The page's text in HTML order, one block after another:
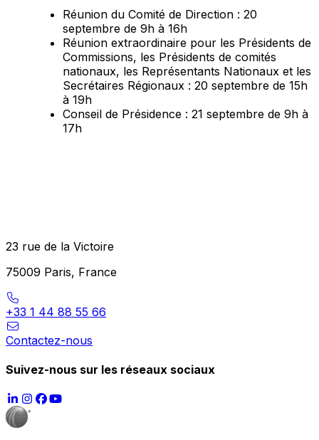
Réunion du Comité de Direction : 20
septembre de 9h à 16h
Réunion extraordinaire pour les Présidents de
Commissions, les Présidents de comités
nationaux, les Représentants Nationaux et les
Secrétaires Régionaux : 20 septembre de 15h
à 19h
Conseil de Présidence : 21 septembre de 9h à
17h
23 rue de la Victoire
75009 Paris, France
+33 1 44 88 55 66
Contactez-nous
Suivez-nous sur les réseaux sociaux